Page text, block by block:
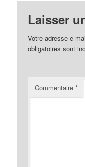
Laisser
Votre adresse e-
obligatoires sont
Commentaire*